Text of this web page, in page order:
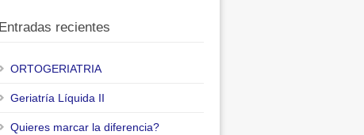
Entradas recientes
ORTOGERIATRIA
Geriatría Líquida II
Quieres marcar la diferencia?